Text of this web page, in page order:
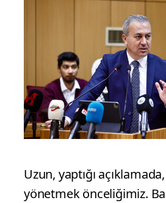
Uzun, yaptığı
yönetmek önceliğimiz.